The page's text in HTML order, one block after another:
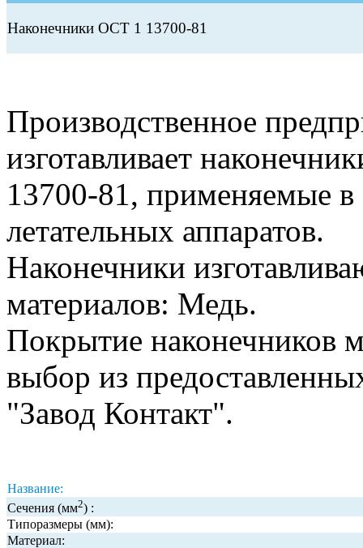
Наконечники ОСТ 1 13700-81
Производственное
изготавливает
13700-81, применяемые в
летательных аппаратов.
Наконечники
материалов: Медь.
Покрытие наконечников
выбор из
"Завод Контакт".
Название:
Сечения (мм2) :
Типоразмеры (мм):
Материал: